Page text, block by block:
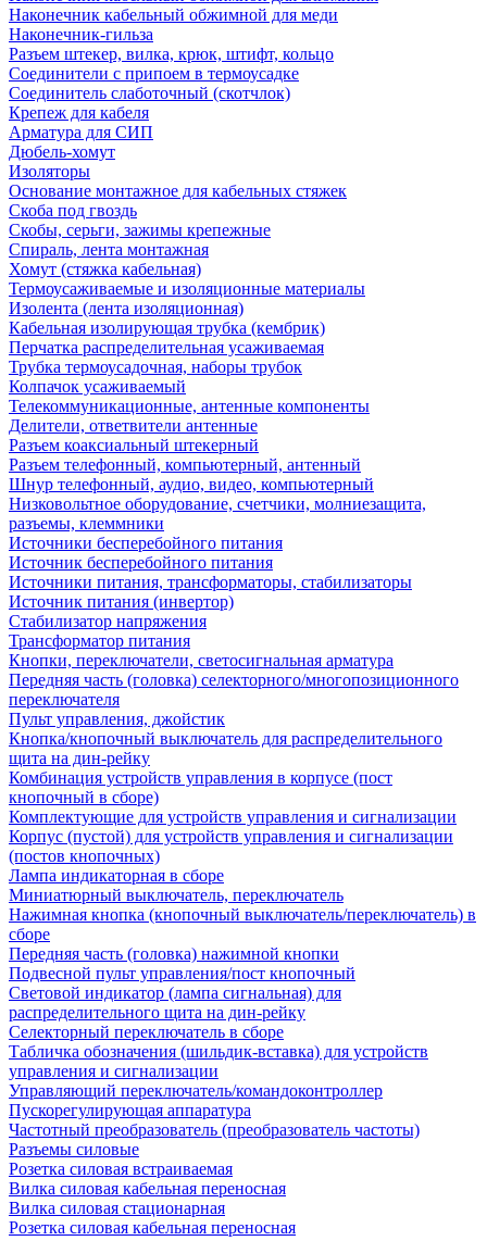
Наконечник кабельный обжимной для меди
Наконечник-гильза
Разъем штекер, вилка, крюк, штифт, кольцо
Соединители с припоем в термоусадке
Соединитель слаботочный (скотчлок)
Крепеж для кабеля
Арматура для СИП
Дюбель-хомут
Изоляторы
Основание монтажное для кабельных стяжек
Скоба под гвоздь
Скобы, серьги, зажимы крепежные
Спираль, лента монтажная
Хомут (стяжка кабельная)
Термоусаживаемые и изоляционные материалы
Изолента (лента изоляционная)
Кабельная изолирующая трубка (кембрик)
Перчатка распределительная усаживаемая
Трубка термоусадочная, наборы трубок
Колпачок усаживаемый
Телекоммуникационные, антенные компоненты
Делители, ответвители антенные
Разъем коаксиальный штекерный
Разъем телефонный, компьютерный, антенный
Шнур телефонный, аудио, видео, компьютерный
Низковольтное оборудование, счетчики, молниезащита,
разъемы, клеммники
Источники бесперебойного питания
Источник бесперебойного питания
Источники питания, трансформаторы, стабилизаторы
Источник питания (инвертор)
Стабилизатор напряжения
Трансформатор питания
Кнопки, переключатели, светосигнальная арматура
Передняя часть (головка) селекторного/многопозиционного
переключателя
Пульт управления, джойстик
Кнопка/кнопочный выключатель для распределительного
щита на дин-рейку
Комбинация устройств управления в корпусе (пост
кнопочный в сборе)
Комплектующие для устройств управления и сигнализации
Корпус (пустой) для устройств управления и сигнализации
(постов кнопочных)
Лампа индикаторная в сборе
Миниатюрный выключатель, переключатель
Нажимная кнопка (кнопочный выключатель/переключатель) в
сборе
Передняя часть (головка) нажимной кнопки
Подвесной пульт управления/пост кнопочный
Световой индикатор (лампа сигнальная) для
распределительного щита на дин-рейку
Селекторный переключатель в сборе
Табличка обозначения (шильдик-вставка) для устройств
управления и сигнализации
Управляющий переключатель/командоконтроллер
Пускорегулирующая аппаратура
Частотный преобразователь (преобразователь частоты)
Разъемы силовые
Розетка силовая встраиваемая
Вилка силовая кабельная переносная
Вилка силовая стационарная
Розетка силовая кабельная переносная